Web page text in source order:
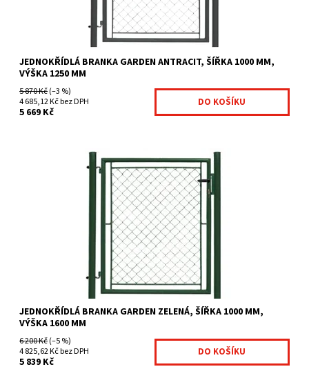
JEDNOKŘÍDLÁ BRANKA GARDEN ANTRACIT, ŠÍŘKA 1000 MM,
VÝŠKA 1250 MM
5 870 Kč(–3 %)
4 685,12 Kč bez DPH
5 669 Kč
Branky Garden jsou určeny zejména jako efektivní a ekonomicky
výhodné řešení vchodů na Váš pozemek. Jsou...
Na centrálním skladě
GAR7-392
Fence consulting
JEDNOKŘÍDLÁ BRANKA GARDEN ZELENÁ, ŠÍŘKA 1000 MM,
VÝŠKA 1600 MM
6 200 Kč(–5 %)
4 825,62 Kč bez DPH
5 839 Kč